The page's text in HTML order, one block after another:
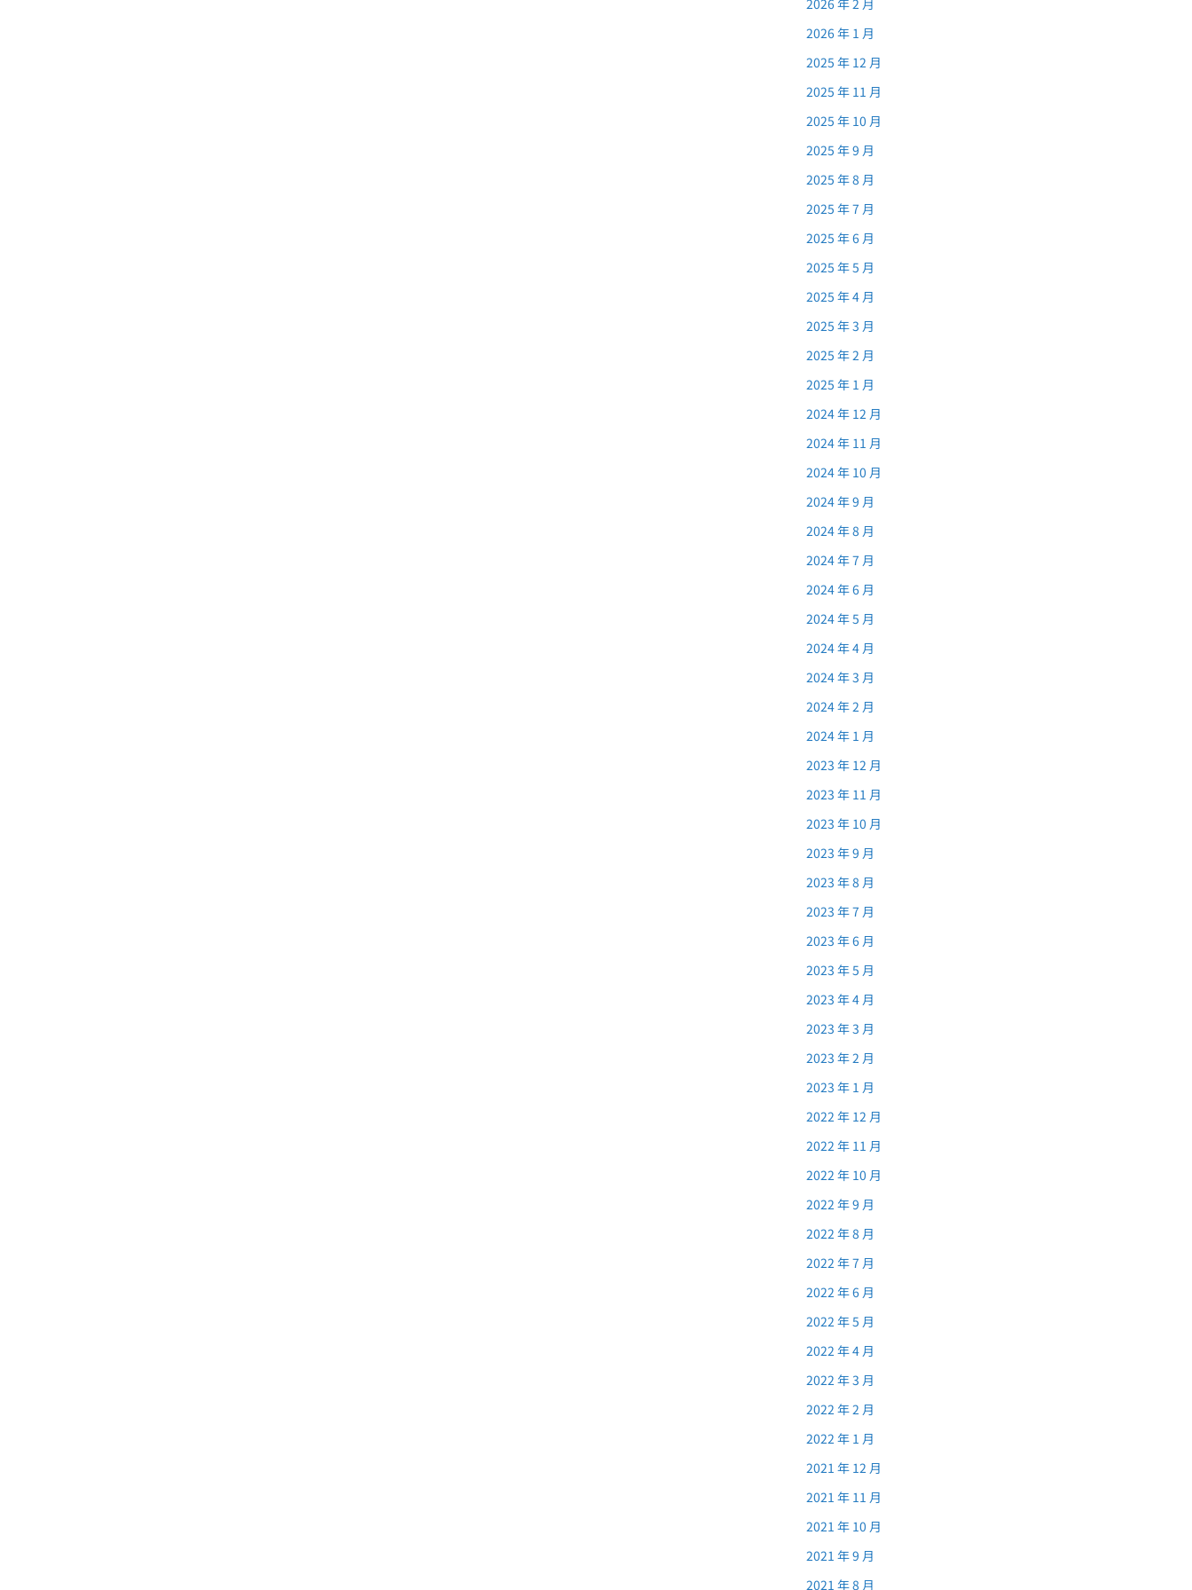
2026 年 2 月
2026 年 1 月
2025 年 12 月
2025 年 11 月
2025 年 10 月
2025 年 9 月
2025 年 8 月
2025 年 7 月
2025 年 6 月
2025 年 5 月
2025 年 4 月
2025 年 3 月
2025 年 2 月
2025 年 1 月
2024 年 12 月
2024 年 11 月
2024 年 10 月
2024 年 9 月
2024 年 8 月
2024 年 7 月
2024 年 6 月
2024 年 5 月
2024 年 4 月
2024 年 3 月
2024 年 2 月
2024 年 1 月
2023 年 12 月
2023 年 11 月
2023 年 10 月
2023 年 9 月
2023 年 8 月
2023 年 7 月
2023 年 6 月
2023 年 5 月
2023 年 4 月
2023 年 3 月
2023 年 2 月
2023 年 1 月
2022 年 12 月
2022 年 11 月
2022 年 10 月
2022 年 9 月
2022 年 8 月
2022 年 7 月
2022 年 6 月
2022 年 5 月
2022 年 4 月
2022 年 3 月
2022 年 2 月
2022 年 1 月
2021 年 12 月
2021 年 11 月
2021 年 10 月
2021 年 9 月
2021 年 8 月